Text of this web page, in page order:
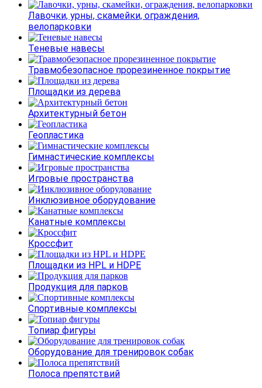
Лавочки, урны, скамейки, ограждения,
велопарковки
Теневые навесы
Травмобезопасное прорезиненное покрытие
Площадки из дерева
Архитектурный бетон
Геопластика
Гимнастические комплексы
Игровые пространства
Инклюзивное оборудование
Канатные комплексы
Кроссфит
Площадки из HPL и HDPE
Продукция для парков
Спортивные комплексы
Топиар фигуры
Оборудование для тренировок собак
Полоса препятствий